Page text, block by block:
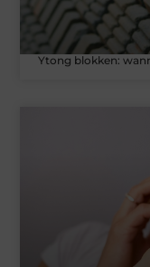
Ytong blokken: